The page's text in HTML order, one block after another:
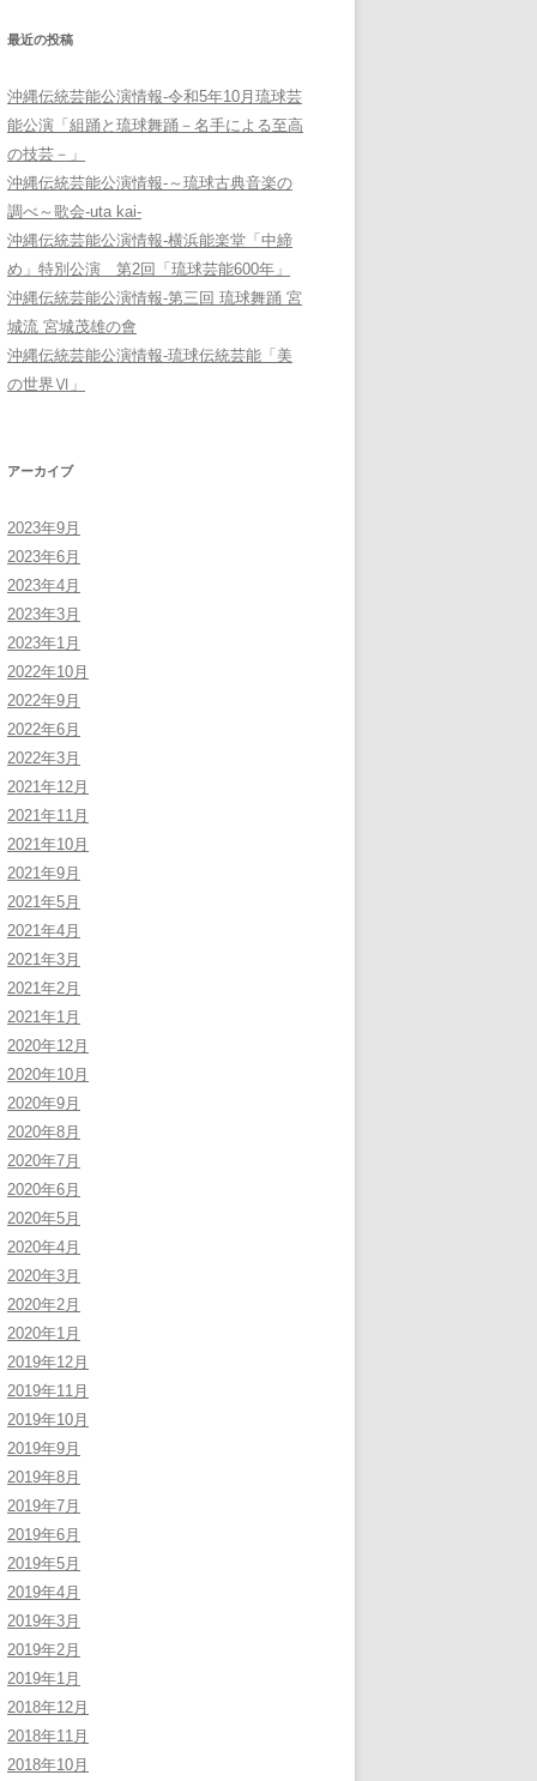
最近の投稿
沖縄伝統芸能公演情報-令和5年10月琉球芸
能公演「組踊と琉球舞踊－名手による至高
の技芸－」
沖縄伝統芸能公演情報-～琉球古典音楽の
調べ～歌会-uta kai-
沖縄伝統芸能公演情報-横浜能楽堂「中締
め」特別公演 第2回「琉球芸能600年」
沖縄伝統芸能公演情報-第三回 琉球舞踊 宮
城流 宮城茂雄の會
沖縄伝統芸能公演情報-琉球伝統芸能「美
の世界Ⅵ」
アーカイブ
2023年9月
2023年6月
2023年4月
2023年3月
2023年1月
2022年10月
2022年9月
2022年6月
2022年3月
2021年12月
2021年11月
2021年10月
2021年9月
2021年5月
2021年4月
2021年3月
2021年2月
2021年1月
2020年12月
2020年10月
2020年9月
2020年8月
2020年7月
2020年6月
2020年5月
2020年4月
2020年3月
2020年2月
2020年1月
2019年12月
2019年11月
2019年10月
2019年9月
2019年8月
2019年7月
2019年6月
2019年5月
2019年4月
2019年3月
2019年2月
2019年1月
2018年12月
2018年11月
2018年10月